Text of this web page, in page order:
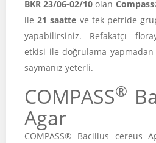
BKR 23/06-02/10 olan
ile21 saatte ve tek petride
yapabilirsiniz. Refakatçı
etkisi ile doğrulama
saymanız yeterli.
COMPASS®
Agar
COMPASS® Bacillus cereus